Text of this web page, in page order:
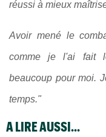
réussi à mieux
Avoir mené le
comme je l'ai fait
beaucoup pour moi.
temps."
A LIRE AUSSI...